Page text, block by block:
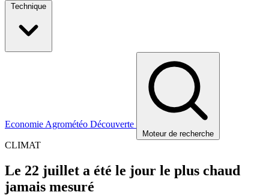
Technique
Economie Agrométéo Découverte
Moteur de recherche
CLIMAT
Le 22 juillet a été le jour le plus chaud
jamais mesuré